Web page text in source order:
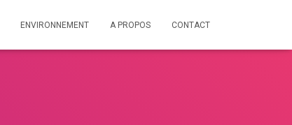
ENVIRONNEMENT A PROPOS CONTACT